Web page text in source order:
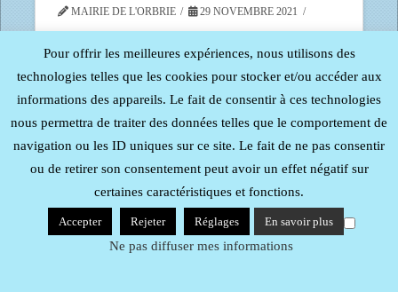
MAIRIE DE L'ORBRIE 29 NOVEMBRE 2021
Probureau| Mentions Légales
Pour offrir les meilleures expériences, nous utilisons des
technologies telles que les cookies pour stocker et/ou accéder aux
informations des appareils. Le fait de consentir à ces technologies
nous permettra de traiter des données telles que le comportement de
navigation ou les ID uniques sur ce site. Le fait de ne pas consentir
ou de retirer son consentement peut avoir un effet négatif sur
certaines caractéristiques et fonctions.
Accepter Rejeter Réglages En savoir plus
Ne pas diffuser mes informations